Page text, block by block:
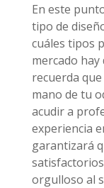
En este
tipo de
cuáles tipos
mercado
recuerda
mano de tu
acudir a
experiencia
garantizará
orgulloso al